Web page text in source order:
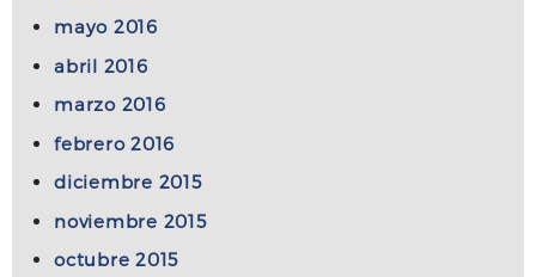
mayo 2016
abril 2016
marzo 2016
febrero 2016
diciembre 2015
noviembre 2015
octubre 2015